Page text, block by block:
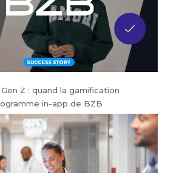
Z : quand la gamification
in-app de BZB